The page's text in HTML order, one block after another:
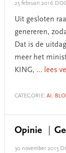
25 februari 2016
Uit gesloten
genereren,
Dat is de
meer het
KING, ... lees
CATEGORIE: AI ,
Opinie
30 november 2015